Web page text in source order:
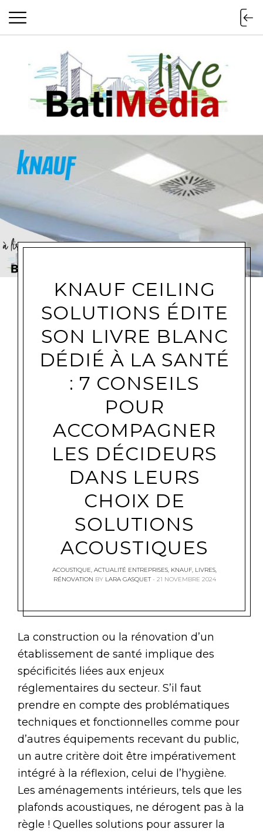
Batimedialive
KNAUF CEILING
SOLUTIONS ÉDITE
SON LIVRE BLANC
DÉDIÉ À LA SANTÉ
: 7 CONSEILS
POUR
ACCOMPAGNER
LES DÉCIDEURS
DANS LEURS
CHOIX DE
SOLUTIONS
ACOUSTIQUES
ACOUSTIQUE, ACTUALITÉ ENTREPRISES, KNAUF, LIVRES,
RÉNOVATION BY LARA GASQUET 21 NOVEMBRE 2024
La construction ou la rénovation d’un
établissement de santé implique des
spécificités liées aux enjeux
réglementaires du secteur. S’il faut
prendre en compte des problématiques
techniques et fonctionnelles comme pour
d’autres équipements recevant du public,
un autre critère doit être impérativement
intégré à la réflexion, celui de l’hygiène.
Les aménagements intérieurs, tels que les
plafonds acoustiques, ne dérogent pas à la
règle ! Quelles solutions pour assurer la